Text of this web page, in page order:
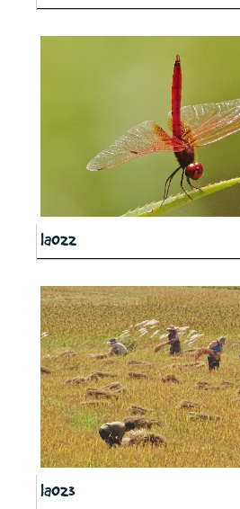
la022
la023